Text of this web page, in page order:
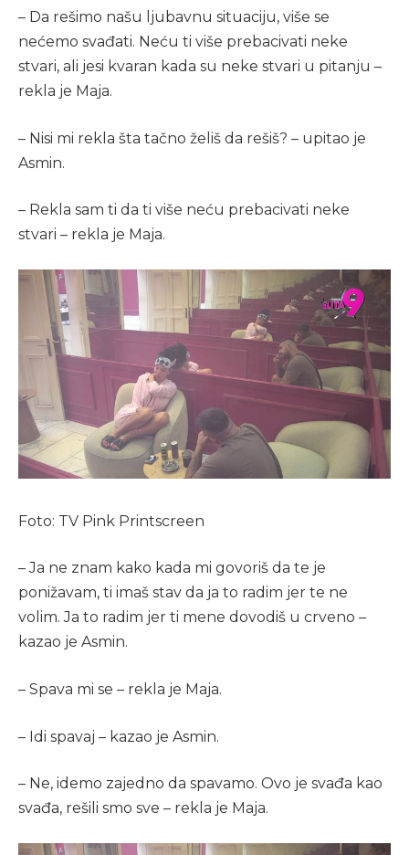
– Da rešimo našu ljubavnu situaciju, više se
nećemo svađati. Neću ti više prebacivati neke
stvari, ali jesi kvaran kada su neke stvari u pitanju –
rekla je Maja.
– Nisi mi rekla šta tačno želiš da rešiš? – upitao je
Asmin.
– Rekla sam ti da ti više neću prebacivati neke
stvari – rekla je Maja.
Foto: TV Pink Printscreen
– Ja ne znam kako kada mi govoriš da te je
ponižavam, ti imaš stav da ja to radim jer te ne
volim. Ja to radim jer ti mene dovodiš u crveno –
kazao je Asmin.
– Spava mi se – rekla je Maja.
– Idi spavaj – kazao je Asmin.
– Ne, idemo zajedno da spavamo. Ovo je svađa kao
svađa, rešili smo sve – rekla je Maja.